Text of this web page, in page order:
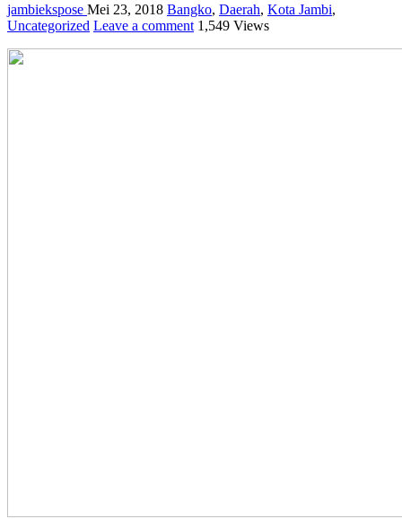
jambiekspose Mei 23, 2018 Bangko, Daerah, Kota Jambi,
Uncategorized Leave a comment 1,549 Views